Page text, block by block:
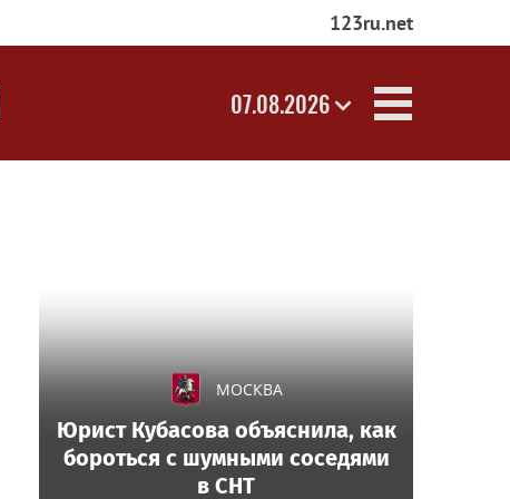
123ru.net
07.08.2026
МОСКВА
Юрист Кубасова объяснила, как
бороться с шумными соседями
в СНТ